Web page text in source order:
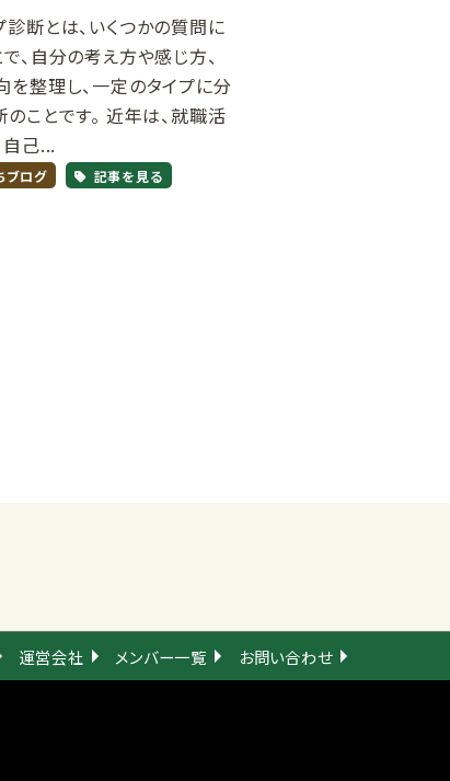
断とは、いくつかの質問に
、自分の考え方や感じ方、
を整理し、一定のタイプに分
ことです。 近年は、就職活
自己...
ブログ 記事を見る
運営会社 メンバー一覧 お問い合わせ